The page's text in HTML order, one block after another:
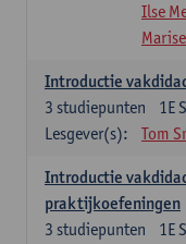
Ilse
Introductie
1E
3 studiepunten
Lesgever(s):
Tom
Introductie
praktijkoefeningen
1E
3 studiepunten